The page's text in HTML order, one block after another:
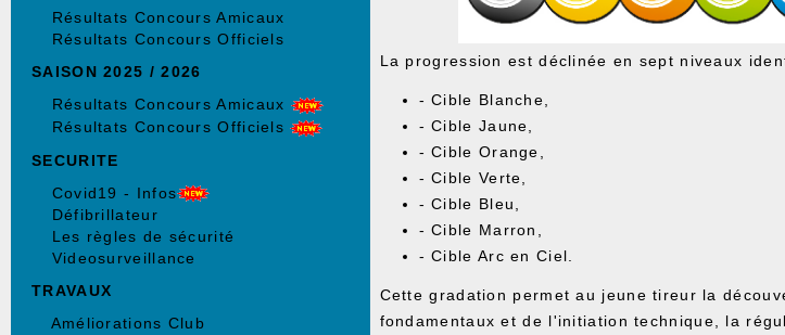
Résultats Concours Amicaux
Résultats Concours Officiels
SAISON 2025 / 2026
Résultats Concours Amicaux
Résultats Concours Officiels
SECURITE
Covid19 - Infos
Défibrillateur
Les règles de sécurité
Videosurveillance
TRAVAUX
Améliorations Club
La progression est déclinée en sept niveaux
- Cible Blanche,
- Cible Jaune,
- Cible Orange,
- Cible Verte,
- Cible Bleu,
- Cible Marron,
- Cible Arc en Ciel.
Cette gradation permet au jeune tireur la
fondamentaux et de l'initiation technique, la